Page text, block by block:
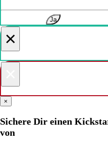
Ja
×
×
Sichere Dir einen
von